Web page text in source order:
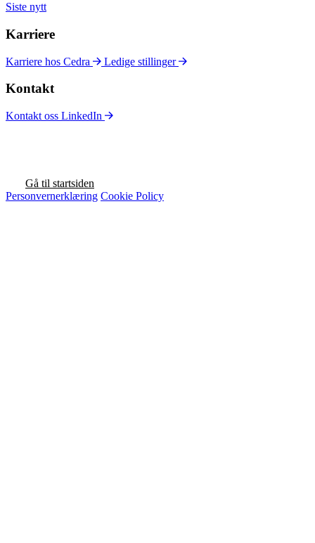
Siste nytt
Karriere
Karriere hos Cedra Ledige stillinger
Kontakt
Kontakt oss LinkedIn
Gå til startsiden
Personvernerklæring Cookie Policy